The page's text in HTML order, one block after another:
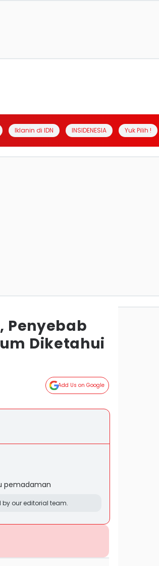
Iklanin di IDN INSIDENESIA Yuk Pilih !
Penyebab
Diketahui
Add Us on Google
pemadaman
our editorial team.